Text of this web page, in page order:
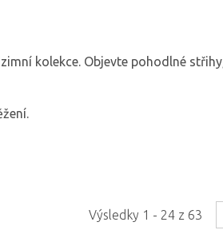
kolekce. Objevte pohodlné
Výsledky 1 - 24 z 63